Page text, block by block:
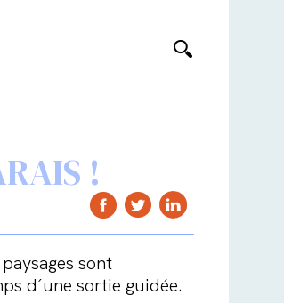
!
sont
d´une sortie guidée.